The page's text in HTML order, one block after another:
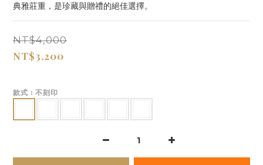
典雅莊重，是珍藏與贈禮的絕佳選擇。
NT$4,000
NT$3,200
款式 : 不刻印